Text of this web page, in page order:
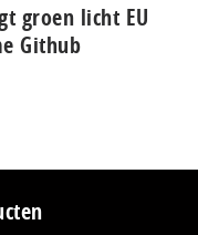
groen licht EU
Github